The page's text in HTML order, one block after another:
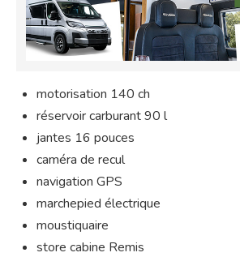
motorisation 140 ch
réservoir carburant 90 l
jantes 16 pouces
caméra de recul
navigation GPS
marchepied électrique
moustiquaire
store cabine Remis